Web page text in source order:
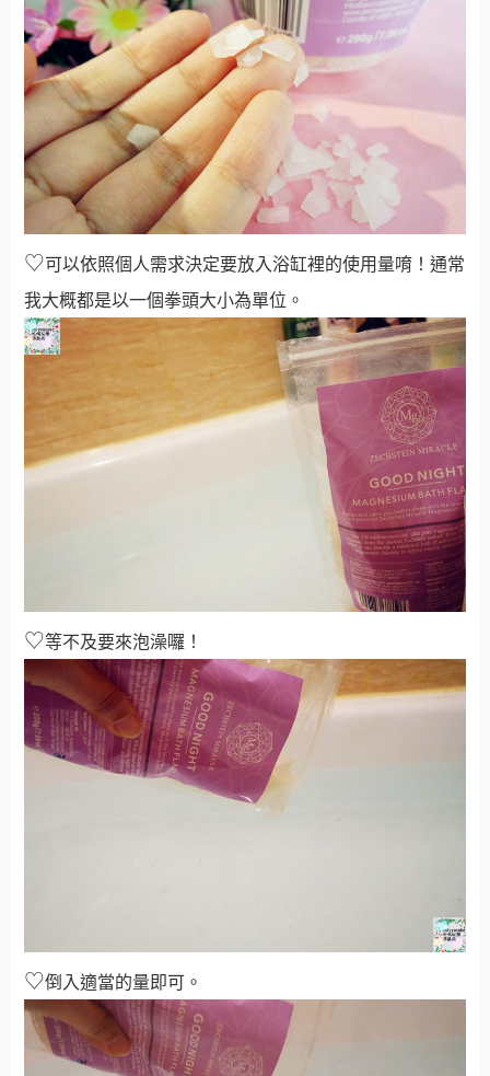
♡可以依照個人需求決定要放入浴缸裡的使用量唷！通常
我大概都是以一個拳頭大小為單位。
♡等不及要來泡澡囉！
♡倒入適當的量即可。